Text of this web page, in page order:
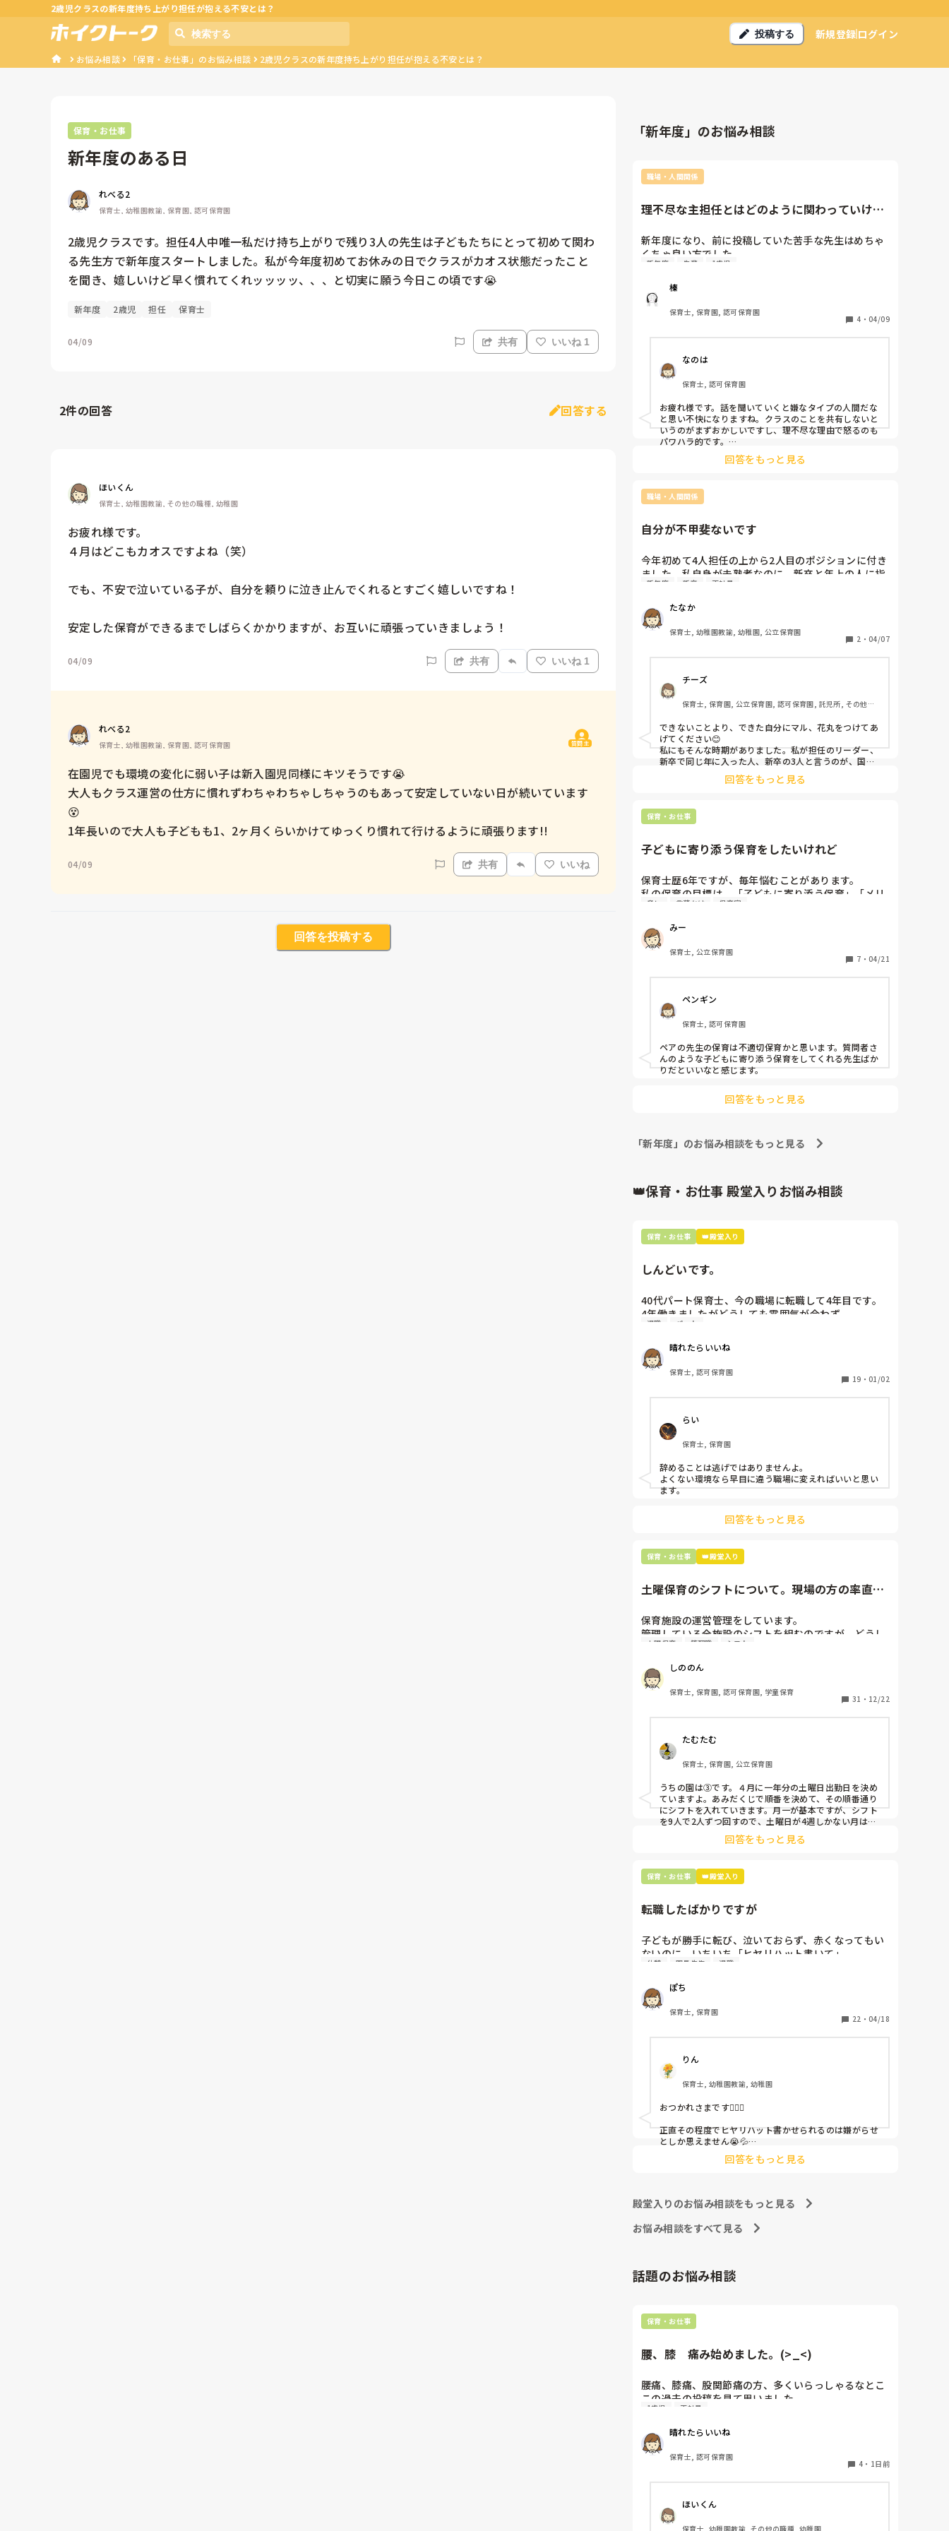
2歳児クラスの新年度持ち上がり担任が抱える不安とは？
投稿する 新規登録ログイン
お悩み相談 「保育・お仕事」のお悩み相談 2歳児クラスの新年度持ち上がり担任が抱える不安とは？
保育・お仕事
新年度のある日
れべる2
保育士, 幼稚園教諭, 保育園, 認可保育園
2歳児クラスです。担任4人中唯一私だけ持ち上がりで残り3人の先生は子どもたちにとって初めて関わ
る先生方で新年度スタートしました。私が今年度初めてお休みの日でクラスがカオス状態だったこと
を聞き、嬉しいけど早く慣れてくれッッッッ、、、と切実に願う今日この頃です😭
新年度 2歳児 担任 保育士
04/09 共有 いいね 1
2件の回答 回答する
ほいくん
保育士, 幼稚園教諭, その他の職種, 幼稚園
お疲れ様です。
４月はどこもカオスですよね（笑）
でも、不安で泣いている子が、自分を頼りに泣き止んでくれるとすごく嬉しいですね！
安定した保育ができるまでしばらくかかりますが、お互いに頑張っていきましょう！
04/09 共有 いいね 1
れべる2
保育士, 幼稚園教諭, 保育園, 認可保育園 質問主
在園児でも環境の変化に弱い子は新入園児同様にキツそうです😭
大人もクラス運営の仕方に慣れずわちゃわちゃしちゃうのもあって安定していない日が続いています
😵
1年長いので大人も子どもも1、2ヶ月くらいかけてゆっくり慣れて行けるように頑張ります!!
04/09 共有 いいね
回答を投稿する
「新年度」のお悩み相談
職場・人間関係
理不尽な主担任とはどのように関わっていけば
新年度になり、前に投稿していた苦手な先生はめちゃ
くちゃ良い方でした。
良い意味でフラットで、敬語だけど言い方も普通にな
りましたし時々タメ語で話してくれることもありま
す。
私が何か聞くと分かりやすく教えてくれます。
問題は主担任の方でした…。
・その日の流れを共有してもらえないので動けない。
てと言ったり怪訝な顔をする。
・副担任(苦手だった先生)と二人でいろいろ決めて私
に共有しない。(誕生会の担当する順番や個別は誰を書
くのか、部屋の環境等)
・ネガティブな言い方で私を責める。(子どもの手の届
くところに主担任が書類を置いていたので別の場所に
置くとそんなところに置かないでと言う、主担任と私
で部屋にいたが、主担任が子どもから背を向けて少し
離れたところにいたため、1歳児9人を私が実質1人で
いて！｣と怒る。など)
・子どもいるのに、二人で子どもに背を向けて部屋の
環境を整え始めて私が実質1人で子ども見をすること
もしばしば。
私も自分から確認すればいいのは分かってますが、言
い方にグサグサくる毎日です…。
がなくなりました。
自分にも落ち度があることは勿論あるので、それは反
省して改善していかないとな…と思ってますが、理不
尽なことが多いし、言われてる内容よりも言い方に傷
ついてしまいます。
がいいのか…アドバイスください。
新年度 先輩 1歳児
榛
保育士, 保育園, 認可保育園
4 ・ 04/09
なのは
保育士, 認可保育園
お疲れ様です。話を聞いていくと嫌なタイプの人間だな
と思い不快になりますね。クラスのことを共有しないと
いうのがまずおかしいですし、理不尽な理由で怒るのも
パワハラ的です。
私はそうした合わない人と組んだとき、メンタルを崩し
て一年通して担任を全う出来なかったため、あまり偉そ
分を優先して欲しいと思います。
まだ新年度始まったばかりではありますが、相手の人間
してもらったりしながらその人の影響をいかに深く受け
回答をもっと見る
職場・人間関係
自分が不甲斐ないです
今年初めて4人担任の上から2人目のポジションに付き
ました。私自身が未熟者なのに、新卒と年上の人に指
示を出したり指導しなければいけなくなりました。毎
期どうやって乗り越えてますか？
新年度 新卒 正社員
たなか
保育士, 幼稚園教諭, 幼稚園, 公立保育園
2 ・ 04/07
チーズ
保育士, 保育園, 公立保育園, 認可保育園, 託児所, その他の
できないことより、できた自分にマル、花丸をつけてあ
げてください😊
私にもそんな時期がありました。私が担任のリーダー、
新卒で同じ年に入った人、新卒の3人と言うのが、国家
資格資格で保育士になった2年目でした。はっきり言っ
て、大変なクラスでした。
自分もまだわからないけど、指導と言うか、クラスをま
とめないとと思ってしていました。
保育は週替りでリーダー、サブ、雑でしていたので、ど
自分でする。でも週のリーダーの人が「こうしてほし
い」があれば、事前に言ってもらうか、つど指示しても
らう。
新卒、年上の方がその園で働くのが初めてなら、場所や
やり方など色々教えることがあるとは思いますが…。
指示、指導ばかりがあり過ぎるとお互いギクシャクする
全てしっかり指導しないと！手本を見せないと！と思わ
育があるので、みんなでいいクラスにしていったら良い
と思いますよ😊
新卒と年上の方のそれおかしい、どうなんだろうって、
思うことがあればリーダーや主任、園長、話しやすい人
に相談して、2人に伝えたらいいと思います。
頑張りすぎないで、楽し雰囲気で保育を✨
回答をもっと見る
保育・お仕事
子どもに寄り添う保育をしたいけれど
保育士歴6年ですが、毎年悩むことがあります。
私の保育の目標は、「子どもに寄り添う保育」「メリ
ハリも大切に」です。
毎年子どもの甘えをどこまで受け止めるべきか悩みま
す。今のクラスでは、在園児は試し行動が見られ、新
入園児は私の対応では座ったり、自分で食べる姿が見
られないことが多いです。
生が見に来ると「ないてない」と泣き止み、泣かずに
過ごします。そのため、ペアの先生は「〇〇ぐみの先
生くるよ」「赤ちゃんぐみいく？！」と脅し文句のよ
うなことばかりその子に言います。また、ペアの先生
が給食でそばにいると自分で食べようとしますが、私
がそばに行くと「がんばってる(私が以前、〇〇くんが
いてる？」と聞くと「ないてない」と言うけど自分で
食べようとはしないので、「大きい口でたべられるか
ません。ちなみに、ペアの先生に新入園児が「がんば
在園児も、できるのにやらないことが多く、ペアの先
生は部屋に閉じ込めたり、強く叱ったりして言い聞か
にしています。それでもダメな時は「やるときはやる
よ！」と低い口調で目を合わせて伝え、手を添えなが
のことを甘いとかメリハリがないとか思っているかも
で怒らなくてもいいんじゃないか？と思ってしまうの
ですが、やはりわたしは甘いのでしょうか…
脅し 言葉かけ 保育室
みー
保育士, 公立保育園
7 ・ 04/21
ペンギン
保育士, 認可保育園
ペアの先生の保育は不適切保育かと思います。質問者さ
んのような子どもに寄り添う保育をしてくれる先生ばか
りだといいなと感じます。
回答をもっと見る
「新年度」のお悩み相談をもっと見る
👑保育・お仕事 殿堂入りお悩み相談
保育・お仕事 👑殿堂入り
しんどいです。
40代パート保育士、今の職場に転職して4年目です。
4年働きましたがどうしても雰囲気が合わず
退職しようと思っています。
周りの職員は、勤続10年以上から何十年という先生が
ほとんどです。
保護者子どもの愚痴悪口が多く、
子どもの前でも
仕方ないよね
もう何も言わずに
子どもの言いなりになればいいんだね
などいう意見で…
上の先生に相談することは難しそうです。
正直苦しい。
辞めることは逃げ、と、過去辞めた人も何年も言われ
続けています
退職 パート
晴れたらいいね
保育士, 認可保育園
19 ・ 01/02
らい
保育士, 保育園
辞めることは逃げではありませんよ。
よくない環境なら早目に違う職場に変えればいいと思い
ます。
回答をもっと見る
保育・お仕事 👑殿堂入り
土曜保育のシフトについて。現場の方の率直な
保育施設の運営管理をしています。
管理している全施設のシフトを組むのですが、どうし
ても土曜保育だけは入れる方が少なく、いつも苦労し
応募の段階では皆、月1〜2回の土曜出勤があることに
同意して入職しているはずですが、いざ勤務が始まる
と一日も土曜出勤が出来ない方ばかりです。
①土曜日の希望休は2日まで、と制限をかける
②毎月、必ず土曜保育に入ることのできる日を1日だ
けピックアップしてもらう
③仮シフトが出た時、土曜出勤が難しければ自身で代
わりの人を交渉して見つけてもらう
上記のいずれかの対策を取り入れることを考えていま
土曜保育 管理職 シフト
しののん
保育士, 保育園, 認可保育園, 学童保育
31 ・ 12/22
たむたむ
保育士, 保育園, 公立保育園
うちの園は③です。４月に一年分の土曜日出勤日を決め
ていますよ。あみだくじで順番を決めて、その順番通り
にシフトを入れていきます。月一が基本ですが、シフト
を9人で2人ずつ回すので、土曜日が4週しかない月は無
しの時もありますよ。その土曜日が出られない人は、同
じシフト時間の人と自分で交代して貰い、主任に報告し
回答をもっと見る
保育・お仕事 👑殿堂入り
転職したばかりですが
子どもが勝手に転び、泣いておらず、赤くなってもい
ないのに、いちいち「ヒヤリハット書いて」
と書かされ
休憩時間に書くしかなく、辛いです
（そう言う本人は書かない）
しかも、上司に↑この内容でも
「どうしたらなくせるか」
呼ばれて一緒に対策を考えさせられること多数
これだけで30〜40分拘束されて辛いです
皆さんの園はどうですか?
休憩 園長先生 退職
ぽち
保育士, 保育園
22 ・ 04/18
りん
保育士, 幼稚園教諭, 幼稚園
おつかれさまです🙇🏻‍♀️
正直その程度でヒヤリハット書かせられるのは嫌がらせ
としか思えません😭💦
他の先生方も同様のことをされているのでしょうか？
回答をもっと見る
殿堂入りのお悩み相談をもっと見る
お悩み相談をすべて見る
話題のお悩み相談
保育・お仕事
腰、膝　痛み始めました。(>_<)
腰痛、膝痛、股関節痛の方、多くいらっしゃるなとこ
この過去の投稿を見て思いました。
という私も、２週間前、初めて腰痛になりました。
右腰が痛くて、起き上がれない。
ようやく起き上がっても、立てない。
驚きました。
1歳児 正社員
晴れたらいいね
保育士, 認可保育園
4 ・ 1日前
ほいくん
保育士, 幼稚園教諭, その他の職種, 幼稚園